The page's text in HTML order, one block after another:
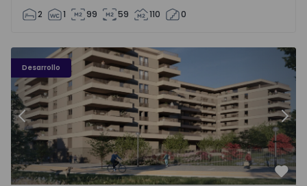
2 1 99 59 110 0
Desarrollo
PLENO JARDIM - 3
Anterior